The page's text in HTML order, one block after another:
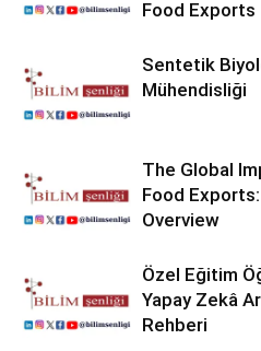
Food Exports
Sentetik
Mühendisliği
The Global
Food
Overview
Özel Eğitim
Yapay Zekâ
Rehberi